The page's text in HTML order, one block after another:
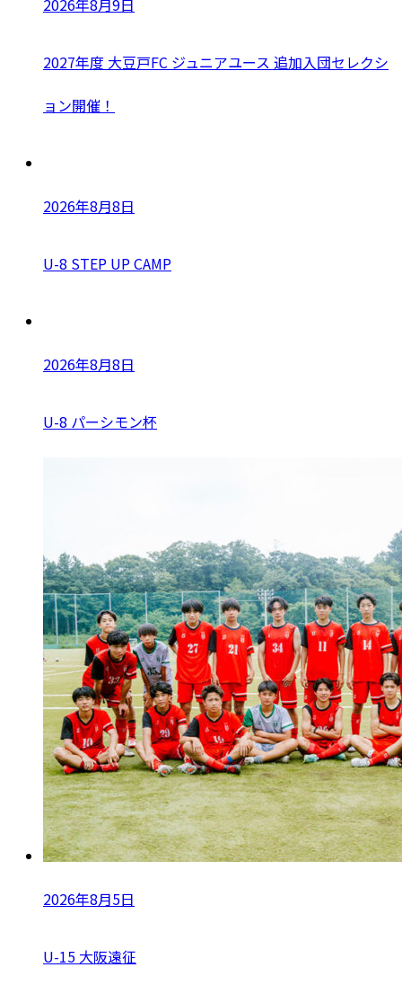
2026年8月9日
2027年度 大豆戸FC ジュニアユース 追加入団セレクシ
ョン開催！
2026年8月8日
U-8 STEP UP CAMP
2026年8月8日
U-8 パーシモン杯
2026年8月5日
U-15 大阪遠征